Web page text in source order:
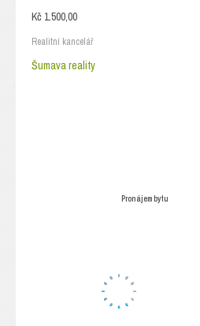
Kč 1.500,00
Realitní kancelář
Šumava reality
Pronájem bytu